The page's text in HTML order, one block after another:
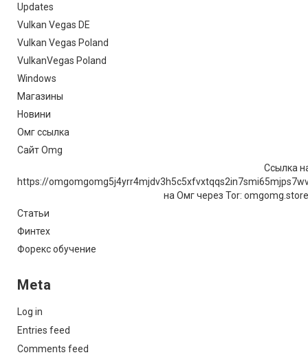
Updates
Vulkan Vegas DE
Vulkan Vegas Poland
VulkanVegas Poland
Windows
Магазины
Новини
Омг ссылка
Сайт Omg
Ссылка
https://
на Омг через Tor:
Статьи
Финтех
Форекс обучение
Meta
Log in
Entries feed
Comments feed